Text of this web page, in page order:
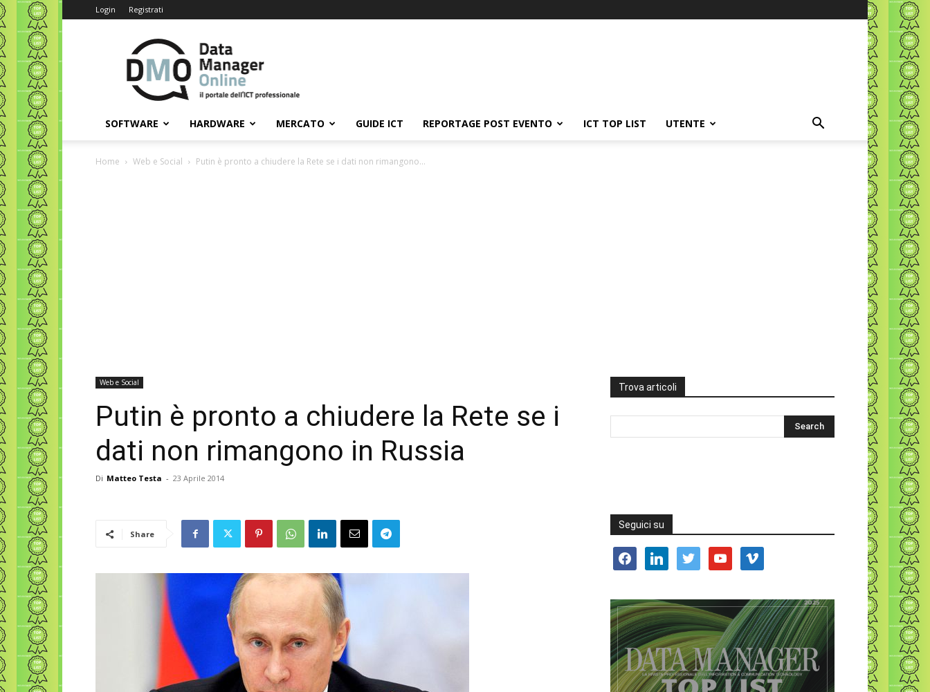
Login Registrati
Data
Manager
Online
SOFTWARE HARDWARE MERCATO GUIDE ICT REPORTAGE POST EVENTO ICT TOP LIST UTENTE
Home Web e Social Putin è pronto a chiudere la Rete se i dati non rimangono...
Web e Social
Putin è pronto a chiudere la Rete se i
dati non rimangono in Russia
Di Matteo Testa - 23 Aprile 2014
Share
Trova articoli
Seguici su
facebooklinkedin twitter youtube vimeo